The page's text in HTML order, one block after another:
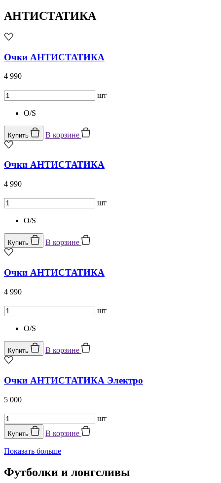
АНТИСТАТИКА
Очки АНТИСТАТИКА
4 990
шт
O/S
Купить В корзине
Очки АНТИСТАТИКА
4 990
шт
O/S
Купить В корзине
Очки АНТИСТАТИКА
4 990
шт
O/S
Купить В корзине
Очки АНТИСТАТИКА Электро
5 000
шт
Купить В корзине
Показать больше
Футболки и лонгсливы